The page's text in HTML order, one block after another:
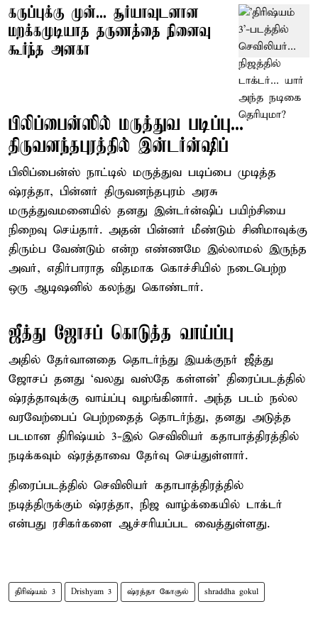
கருப்புக்கு முன்... சூர்யாவுடனான
மறக்கமுடியாத தருணத்தை நினைவு
கூர்ந்த அனகா
பிலிப்பைன்ஸில் மருத்துவ படிப்பு...
திருவனந்தபுரத்தில் இன்டர்ன்ஷிப்
பிலிப்பைன்ஸ் நாட்டில் மருத்துவ படிப்பை முடித்த
ஷ்ரத்தா, பின்னர் திருவனந்தபுரம் அரசு
மருத்துவமனையில் தனது இன்டர்ன்ஷிப் பயிற்சியை
நிறைவு செய்தார். அதன் பின்னர் மீண்டும் சினிமாவுக்கு
திரும்ப வேண்டும் என்ற எண்ணமே இல்லாமல் இருந்த
அவர், எதிர்பாராத விதமாக கொச்சியில் நடைபெற்ற
ஒரு ஆடிஷனில் கலந்து கொண்டார்.
ஜீத்து ஜோசப் கொடுத்த வாய்ப்பு
அதில் தேர்வானதை தொடர்ந்து இயக்குநர் ஜீத்து
ஜோசப் தனது ‘வலது வஸ்தே கள்ளன்’ திரைப்படத்தில்
ஷ்ரத்தாவுக்கு வாய்ப்பு வழங்கினார். அந்த படம் நல்ல
வரவேற்பைப் பெற்றதைத் தொடர்ந்து, தனது அடுத்த
படமான திரிஷ்யம் 3-இல் செவிலியர் கதாபாத்திரத்தில்
நடிக்கவும் ஷ்ரத்தாவை தேர்வு செய்துள்ளார்.
திரைப்படத்தில் செவிலியர் கதாபாத்திரத்தில்
நடித்திருக்கும் ஷ்ரத்தா, நிஜ வாழ்க்கையில் டாக்டர்
என்பது ரசிகர்களை ஆச்சரியப்பட வைத்துள்ளது.
திரிஷ்யம் 3 Drishyam 3 ஷ்ரத்தா கோகுல் shraddha gokul